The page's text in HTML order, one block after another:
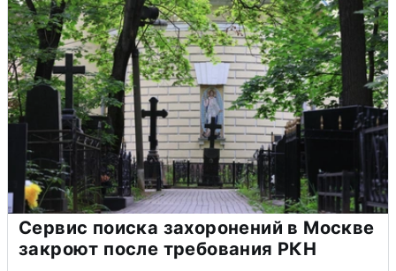
Сервис поиска захоронений в Москве
закроют после требования РКН